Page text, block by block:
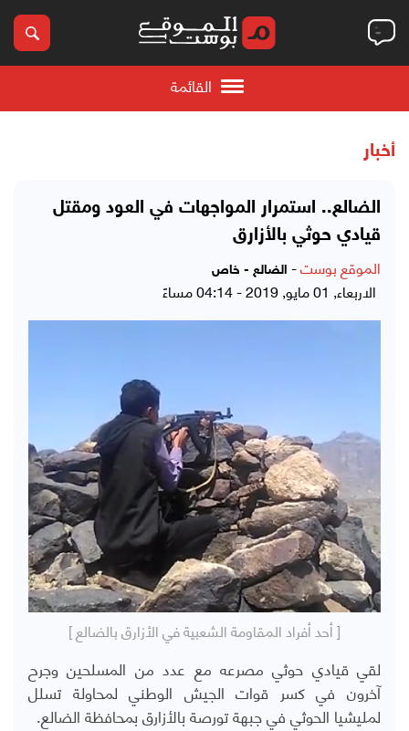
القائمة
أخبار
الضالع.. استمرار المواجهات في العود ومقتل
قيادي حوثي بالأزارق
الموقع بوست- الضالع - خاص
الاربعاء, 01 مايو, 2019 - 04:14 مساءً
[ أحد أفراد المقاومة الشعبية في الأزارق بالضالع ]
لقي قيادي حوثي مصرعه مع عدد من المسلحين وجرح
آخرون في كسر قوات الجيش الوطني لمحاولة تسلل
لمليشيا الحوثي في جبهة تورصة بالأزارق بمحافظة الضالع.